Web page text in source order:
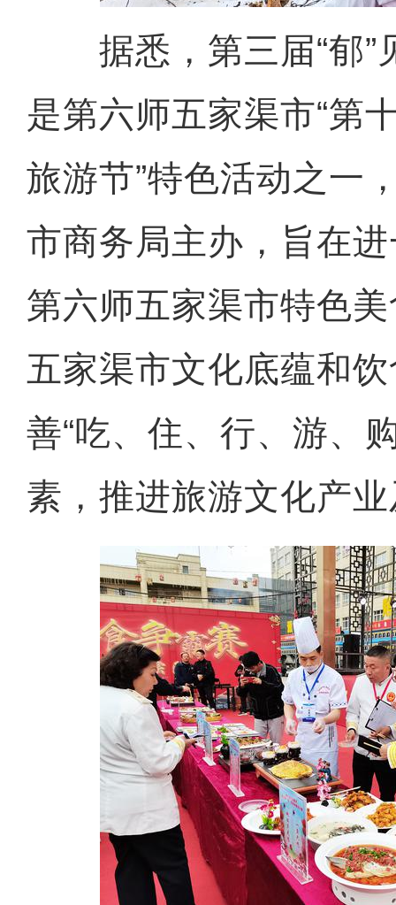
据悉，第三届“郁”
是第六师五家渠市“第
旅游节”特色活动之一
市商务局主办，旨在
第六师五家渠市特色
五家渠市文化底蕴和
善“吃、住、行、游、
素，推进旅游文化产